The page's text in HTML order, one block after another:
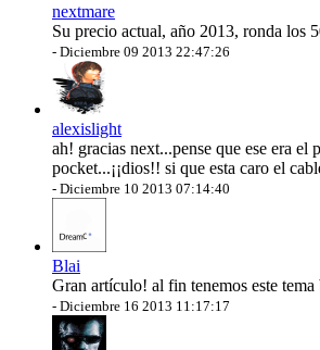
nextmare
Su precio actual, año 2013, ronda los
- Diciembre 09 2013 22:47:26
alexislight
ah! gracias next...pense que ese era el
pocket...¡¡dios!! si que esta caro el
- Diciembre 10 2013 07:14:40
Blai
Gran artículo! al fin tenemos este
- Diciembre 16 2013 11:17:17